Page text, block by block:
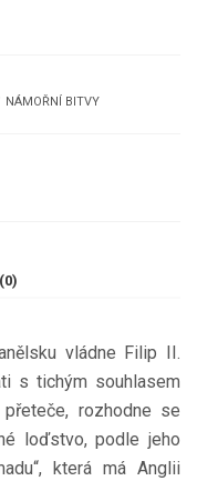
NÁMOŘNÍ BITVY
0)
vládne Filip II.
s tichým souhlasem
rozhodne se
loďstvo, podle jeho
která má Anglii